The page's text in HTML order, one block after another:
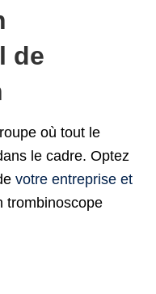
de
où tout le
le cadre. Optez
votre entreprise et
trombinoscope